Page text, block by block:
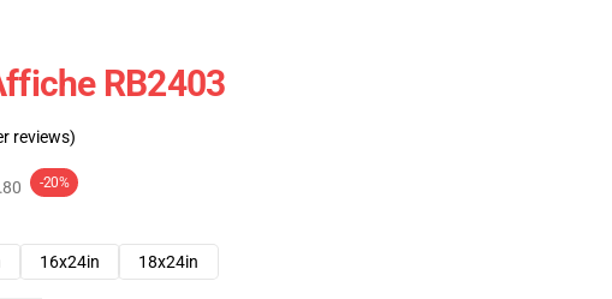
RB2403
reviews)
-20%
16x24in 18x24in